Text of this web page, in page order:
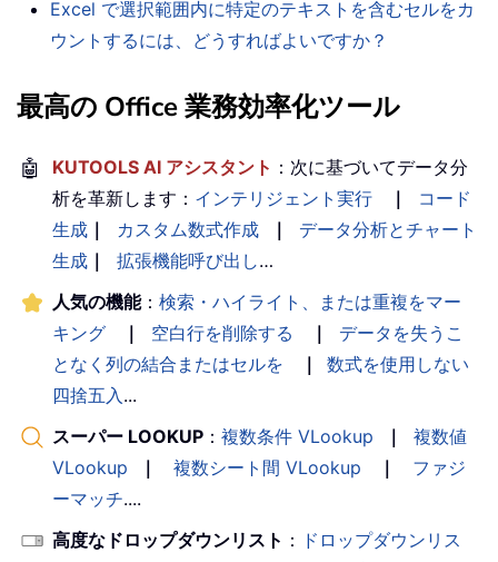
Excel で選択範囲内に特定のテキストを含むセルをカ
ウントするには、どうすればよいですか？
最高の Office 業務効率化ツール
🤖 KUTOOLS AI アシスタント ：次に基づいてデータ分
析を革新します： インテリジェント実行 ｜
コード
生成 ｜ カスタム数式作成 ｜
データ分析とチャート
生成 ｜ 拡張機能呼び出し…
人気の機能： 検索・ハイライト、または重複をマー
キング
｜ 空白行を削除する ｜
データを失うこ
となく列の結合またはセルを
｜
数式を使用しない
四捨五入 ...
スーパー LOOKUP ： 複数条件 VLookup ｜
複数値
VLookup
｜ 複数シート間 VLookup ｜
ファジ
ーマッチ....
高度なドロップダウンリスト ： ドロップダウンリス